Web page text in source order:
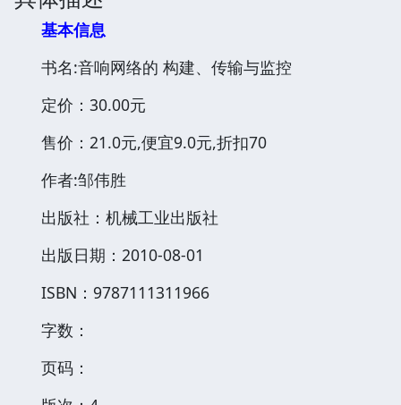
基本信息
书名:音响网络的 构建、传输与监控
定价：30.00元
售价：21.0元,便宜9.0元,折扣70
作者:邹伟胜
出版社：机械工业出版社
出版日期：2010-08-01
ISBN：9787111311966
字数：
页码：